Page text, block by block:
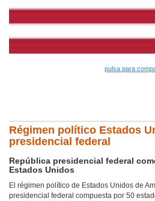
pulsa para
Régimen político Estados
presidencial federal
República presidencial federal
Estados Unidos
El régimen político de Estados Unidos de
presidencial federal compuesta por 50